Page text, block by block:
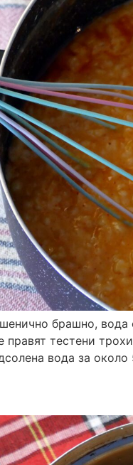
брашно,
правят тестени
вода за